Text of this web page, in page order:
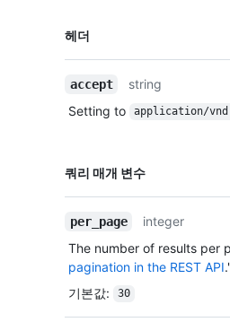
헤더
이름,
accept
string
Setting to
application/
쿼리 매개 변수
이름,
per_page
integer
The number of results per
pagination in the REST API
기본값: 30